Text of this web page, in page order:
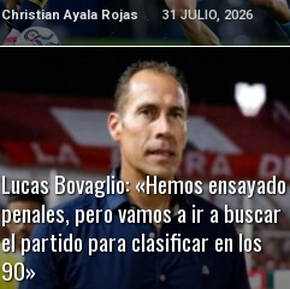
Christian Ayala Rojas 31 JULIO, 2026
Lucas Bovaglio: «Hemos ensayado
penales, pero vamos a ir a buscar
el partido para clasificar en los
90»
LEER MÁS